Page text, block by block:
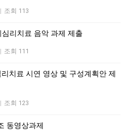
| 조회 113
리치료 음악 과제 제출
| 조회 111
치료 시연 영상 및 구성계획안 제
| 조회 123
동영상과제